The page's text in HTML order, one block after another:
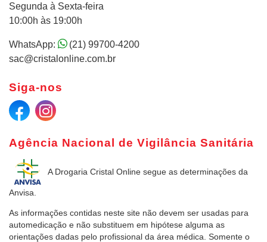
Agência Nacional de Vigilância Sanitária
A Drogaria Cristal Online segue as determinações da
Anvisa.
As informações contidas neste site não devem ser usadas para
automedicação e não substituem em hipótese alguma as
orientações dadas pelo profissional da área médica. Somente o
Segunda à Sexta-feira
10:00h às 19:00h
WhatsApp:
(21) 99700-4200
sac@cristalonline.com.br
Siga-nos